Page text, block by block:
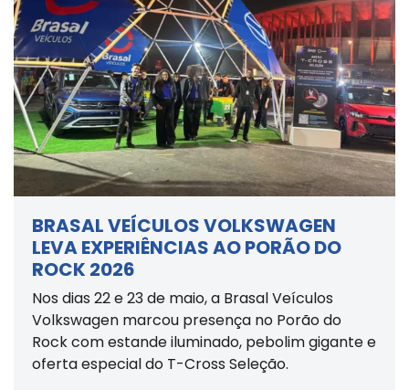
BRASAL VEÍCULOS VOLKSWAGEN
LEVA EXPERIÊNCIAS AO PORÃO DO
ROCK 2026
Nos dias 22 e 23 de maio, a Brasal Veículos
Volkswagen marcou presença no Porão do
Rock com estande iluminado, pebolim gigante e
oferta especial do T-Cross Seleção.